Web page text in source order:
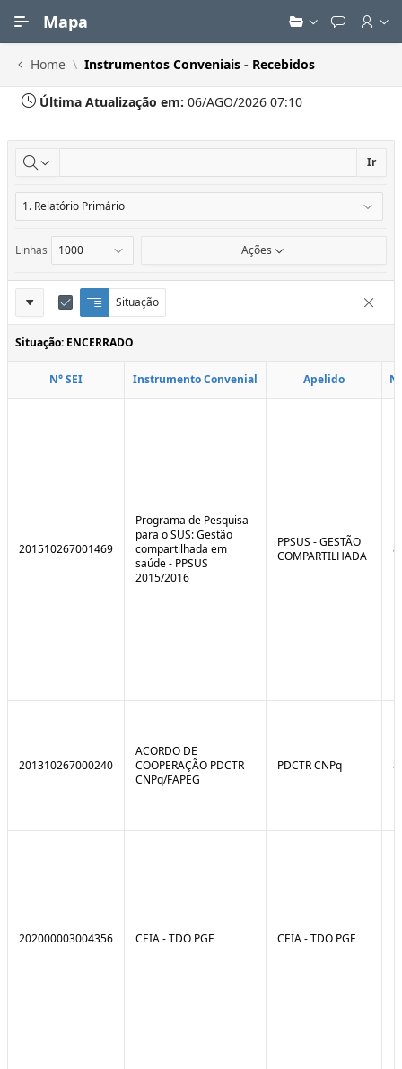
Mapa
Home Instrumentos Conveniais - Recebidos
Última Atualização em: 06/AGO/2026 07:10
Ir
Linhas Ações
Definições
do
Relatório
Situação
Q
u
e
b
E
d
i
t
Situação: ENCERRADO
N° SEI Instrumento Convenial Apelido
201510267001469
Programa de Pesquisa
para o SUS: Gestão
compartilhada em
saúde - PPSUS
2015/2016
PPSUS - GESTÃO
COMPARTILHADA
201310267000240
ACORDO DE
COOPERAÇÃO PDCTR
CNPq/FAPEG
PDCTR CNPq
202000003004356 CEIA - TDO PGE CEIA - TDO PGE